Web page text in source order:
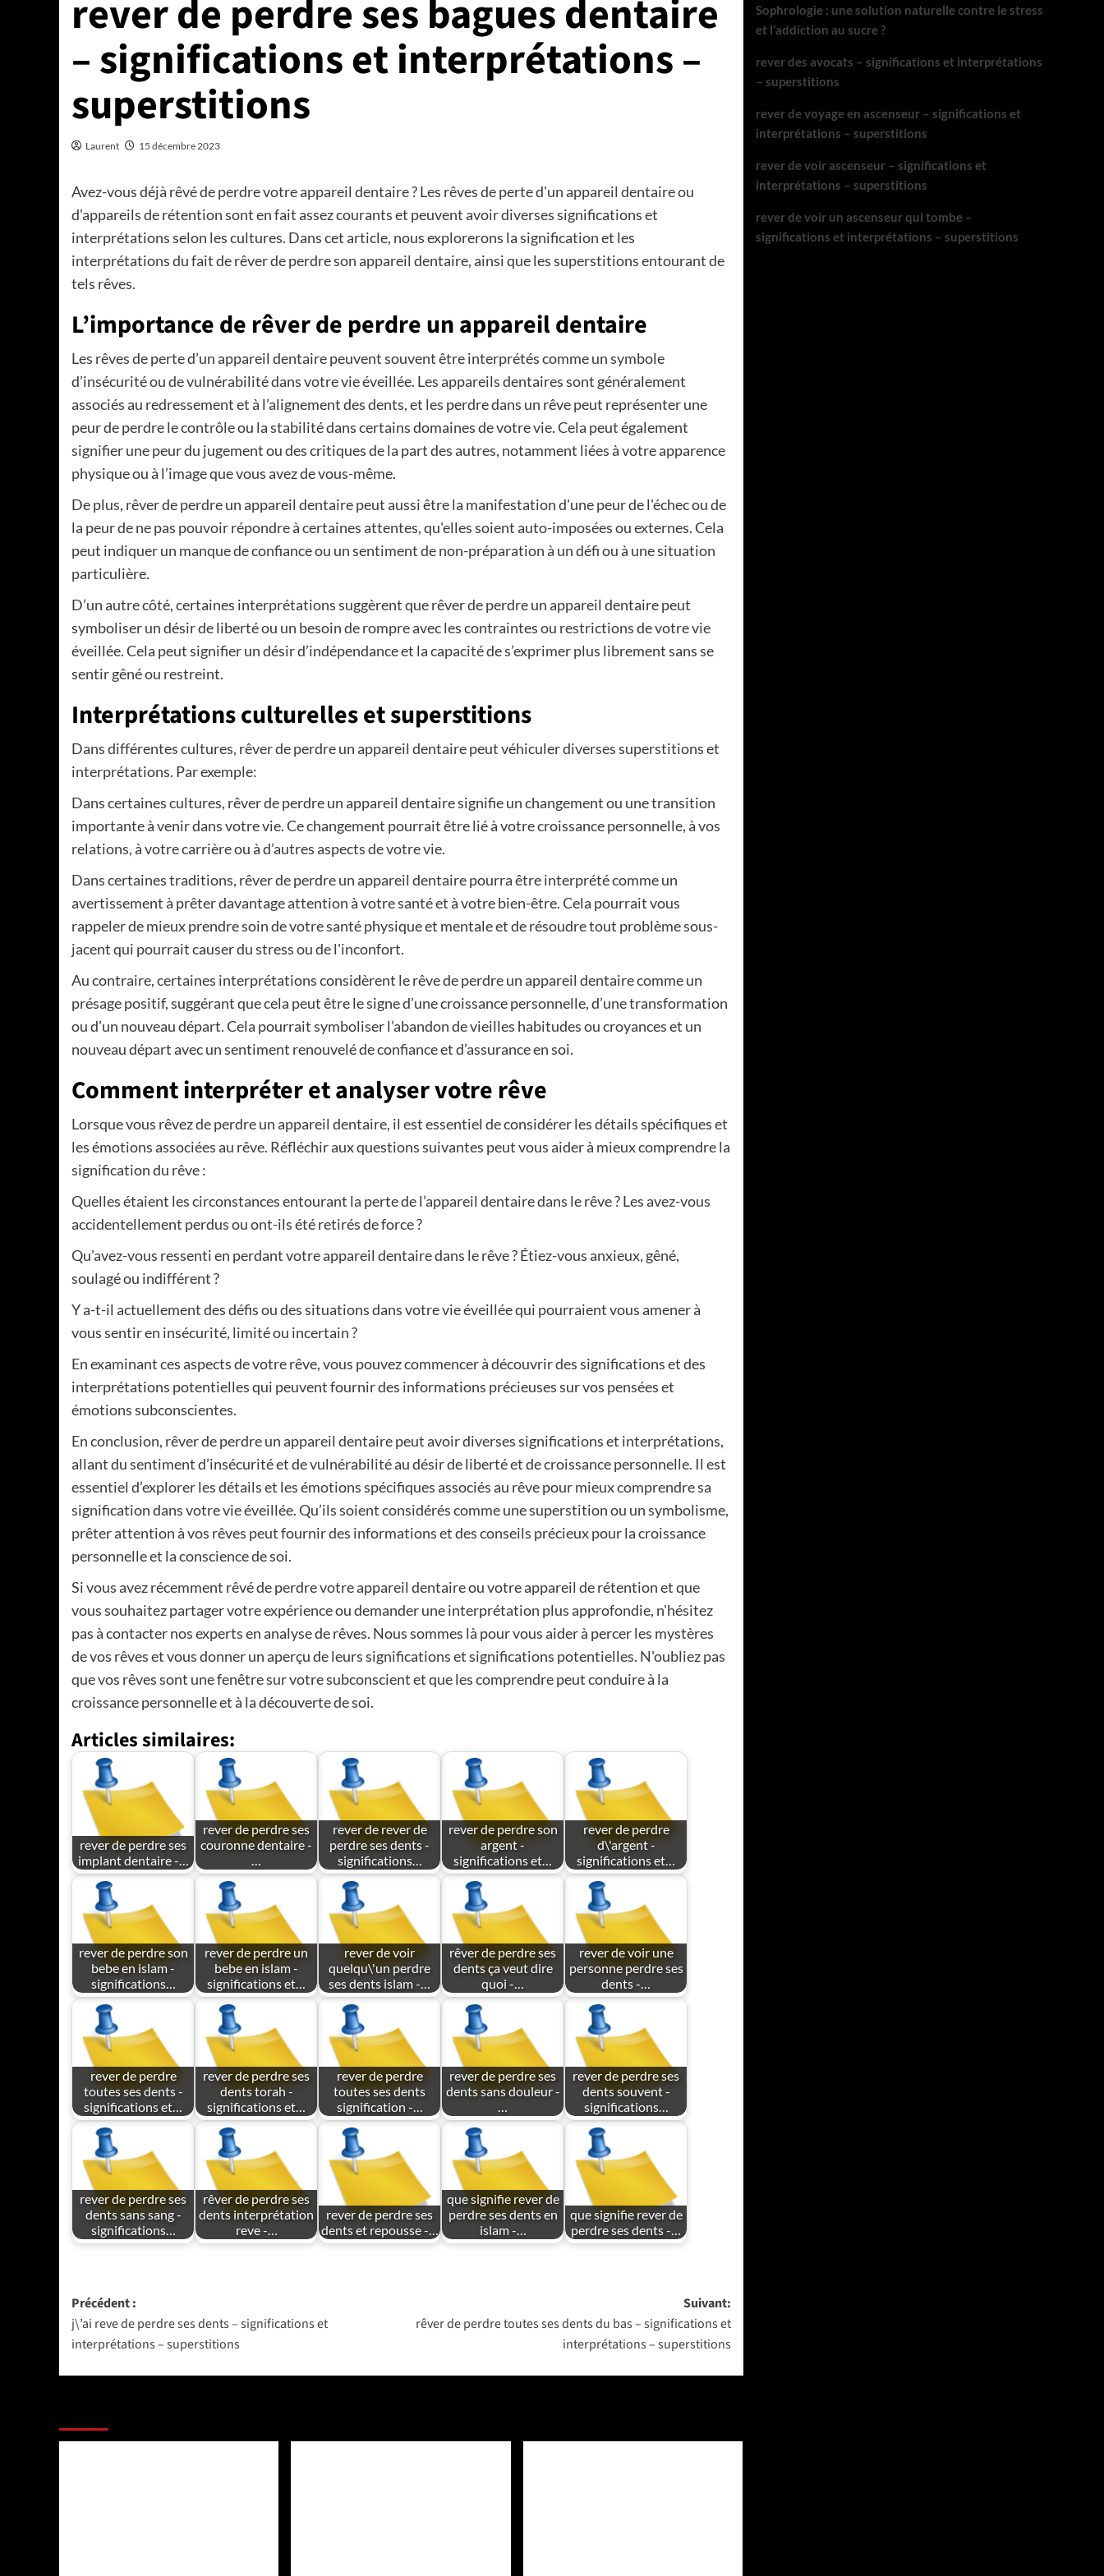
rever de perdre ses bagues dentaire
– significations et interprétations –
superstitions
Laurent 15 décembre 2023
Avez-vous déjà rêvé de perdre votre appareil dentaire ? Les rêves de perte d'un appareil dentaire ou
d'appareils de rétention sont en fait assez courants et peuvent avoir diverses significations et
interprétations selon les cultures. Dans cet article, nous explorerons la signification et les
interprétations du fait de rêver de perdre son appareil dentaire, ainsi que les superstitions entourant de
tels rêves.
L’importance de rêver de perdre un appareil dentaire
Les rêves de perte d’un appareil dentaire peuvent souvent être interprétés comme un symbole
d’insécurité ou de vulnérabilité dans votre vie éveillée. Les appareils dentaires sont généralement
associés au redressement et à l’alignement des dents, et les perdre dans un rêve peut représenter une
peur de perdre le contrôle ou la stabilité dans certains domaines de votre vie. Cela peut également
signifier une peur du jugement ou des critiques de la part des autres, notamment liées à votre apparence
physique ou à l’image que vous avez de vous-même.
De plus, rêver de perdre un appareil dentaire peut aussi être la manifestation d'une peur de l'échec ou de
la peur de ne pas pouvoir répondre à certaines attentes, qu'elles soient auto-imposées ou externes. Cela
peut indiquer un manque de confiance ou un sentiment de non-préparation à un défi ou à une situation
particulière.
D’un autre côté, certaines interprétations suggèrent que rêver de perdre un appareil dentaire peut
symboliser un désir de liberté ou un besoin de rompre avec les contraintes ou restrictions de votre vie
éveillée. Cela peut signifier un désir d’indépendance et la capacité de s’exprimer plus librement sans se
sentir gêné ou restreint.
Interprétations culturelles et superstitions
Dans différentes cultures, rêver de perdre un appareil dentaire peut véhiculer diverses superstitions et
interprétations. Par exemple:
Dans certaines cultures, rêver de perdre un appareil dentaire signifie un changement ou une transition
importante à venir dans votre vie. Ce changement pourrait être lié à votre croissance personnelle, à vos
relations, à votre carrière ou à d’autres aspects de votre vie.
Dans certaines traditions, rêver de perdre un appareil dentaire pourra être interprété comme un
avertissement à prêter davantage attention à votre santé et à votre bien-être. Cela pourrait vous
rappeler de mieux prendre soin de votre santé physique et mentale et de résoudre tout problème sous-
jacent qui pourrait causer du stress ou de l'inconfort.
Au contraire, certaines interprétations considèrent le rêve de perdre un appareil dentaire comme un
présage positif, suggérant que cela peut être le signe d’une croissance personnelle, d’une transformation
ou d’un nouveau départ. Cela pourrait symboliser l’abandon de vieilles habitudes ou croyances et un
nouveau départ avec un sentiment renouvelé de confiance et d’assurance en soi.
Comment interpréter et analyser votre rêve
Lorsque vous rêvez de perdre un appareil dentaire, il est essentiel de considérer les détails spécifiques et
les émotions associées au rêve. Réfléchir aux questions suivantes peut vous aider à mieux comprendre la
signification du rêve :
Quelles étaient les circonstances entourant la perte de l’appareil dentaire dans le rêve ? Les avez-vous
accidentellement perdus ou ont-ils été retirés de force ?
Qu'avez-vous ressenti en perdant votre appareil dentaire dans le rêve ? Étiez-vous anxieux, gêné,
soulagé ou indifférent ?
Y a-t-il actuellement des défis ou des situations dans votre vie éveillée qui pourraient vous amener à
vous sentir en insécurité, limité ou incertain ?
En examinant ces aspects de votre rêve, vous pouvez commencer à découvrir des significations et des
interprétations potentielles qui peuvent fournir des informations précieuses sur vos pensées et
émotions subconscientes.
En conclusion, rêver de perdre un appareil dentaire peut avoir diverses significations et interprétations,
allant du sentiment d’insécurité et de vulnérabilité au désir de liberté et de croissance personnelle. Il est
essentiel d’explorer les détails et les émotions spécifiques associés au rêve pour mieux comprendre sa
signification dans votre vie éveillée. Qu’ils soient considérés comme une superstition ou un symbolisme,
prêter attention à vos rêves peut fournir des informations et des conseils précieux pour la croissance
personnelle et la conscience de soi.
Si vous avez récemment rêvé de perdre votre appareil dentaire ou votre appareil de rétention et que
vous souhaitez partager votre expérience ou demander une interprétation plus approfondie, n'hésitez
pas à contacter nos experts en analyse de rêves. Nous sommes là pour vous aider à percer les mystères
de vos rêves et vous donner un aperçu de leurs significations et significations potentielles. N'oubliez pas
que vos rêves sont une fenêtre sur votre subconscient et que les comprendre peut conduire à la
croissance personnelle et à la découverte de soi.
Articles similaires:
rever de perdre ses
implant dentaire -…
rever de perdre ses
couronne dentaire -
…
rever de rever de
perdre ses dents -
significations…
rever de perdre son
argent -
significations et…
rever de perdre
d\'argent -
significations et…
rever de perdre son
bebe en islam -
significations…
rever de perdre un
bebe en islam -
significations et…
rever de voir
quelqu\'un perdre
ses dents islam -…
rêver de perdre ses
dents ça veut dire
quoi -…
rever de voir une
personne perdre ses
dents -…
rever de perdre
toutes ses dents -
significations et…
rever de perdre ses
dents torah -
significations et…
rever de perdre
toutes ses dents
signification -…
rever de perdre ses
dents sans douleur -
…
rever de perdre ses
dents souvent -
significations…
rever de perdre ses
dents sans sang -
significations…
rêver de perdre ses
dents interprétation
reve -…
rever de perdre ses
dents et repousse -…
que signifie rever de
perdre ses dents en
islam -…
que signifie rever de
perdre ses dents -…
Navigation
d’article
Précédent :
j\’ai reve de perdre ses dents – significations et
interprétations – superstitions
Suivant:
rêver de perdre toutes ses dents du bas – significations et
interprétations – superstitions
Sophrologie : une solution naturelle contre le stress
et l’addiction au sucre ?
rever des avocats – significations et interprétations
– superstitions
rever de voyage en ascenseur – significations et
interprétations – superstitions
rever de voir ascenseur – significations et
interprétations – superstitions
rever de voir un ascenseur qui tombe –
significations et interprétations – superstitions